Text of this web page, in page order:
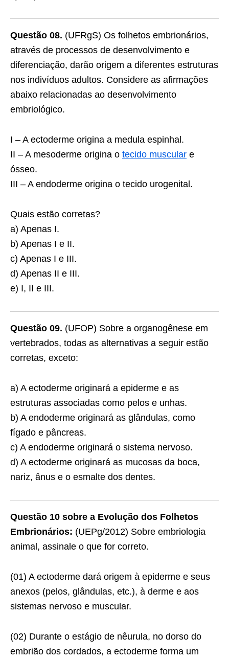
Questão 08. (UFRgS) Os folhetos embrionários,
através de processos de desenvolvimento e
diferenciação, darão origem a diferentes estruturas
nos indivíduos adultos. Considere as afirmações
abaixo relacionadas ao desenvolvimento
embriológico.
I – A ectoderme origina a medula espinhal.
II – A mesoderme origina o tecido muscular e
ósseo.
III – A endoderme origina o tecido urogenital.
Quais estão corretas?
a) Apenas I.
b) Apenas I e II.
c) Apenas I e III.
d) Apenas II e III.
e) I, II e III.
Questão 09. (UFOP) Sobre a organogênese em
vertebrados, todas as alternativas a seguir estão
corretas, exceto:
a) A ectoderme originará a epiderme e as
estruturas associadas como pelos e unhas.
b) A endoderme originará as glândulas, como
fígado e pâncreas.
c) A endoderme originará o sistema nervoso.
d) A ectoderme originará as mucosas da boca,
nariz, ânus e o esmalte dos dentes.
Questão 10 sobre a Evolução dos Folhetos
Embrionários: (UEPg/2012) Sobre embriologia
animal, assinale o que for correto.
(01) A ectoderme dará origem à epiderme e seus
anexos (pelos, glândulas, etc.), à derme e aos
sistemas nervoso e muscular.
(02) Durante o estágio de nêurula, no dorso do
embrião dos cordados, a ectoderme forma um